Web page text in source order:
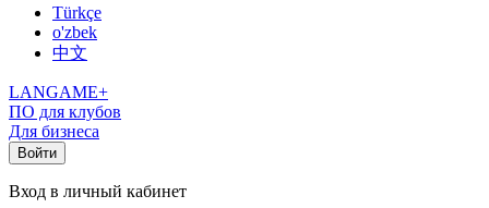
Türkçe
o'zbek
中文
LANGAME+
ПО для клубов
Для бизнеса
Войти
Вход в личный кабинет